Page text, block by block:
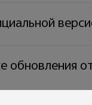
обновления